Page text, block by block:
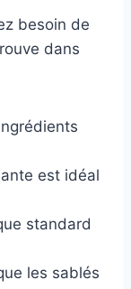
besoin de
dans
est idéal
standard
les sablés